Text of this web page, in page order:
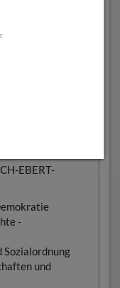
EBERT-
und